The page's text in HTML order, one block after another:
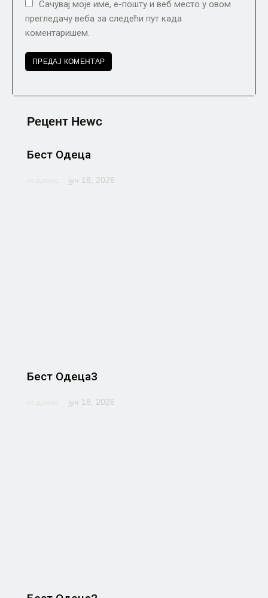
Сачувај моје име, е-пошту и веб место у овом
прегледачу веба за следећи пут када
коментаришем.
Рецент Неwс
Бест Одеца
јун 18, 2026
Бест Одеца3
јун 18, 2026